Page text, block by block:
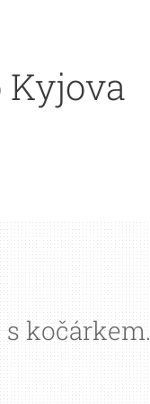
Kyjova
kočárkem.